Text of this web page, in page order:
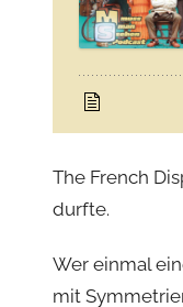
The French
durfte.
Wer einmal
mit